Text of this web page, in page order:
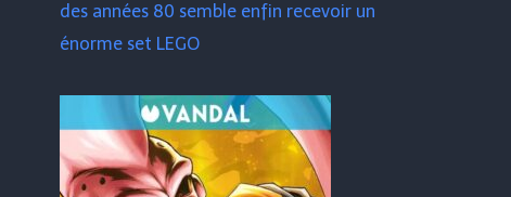
des années 80 semble enfin recevoir un
énorme set LEGO